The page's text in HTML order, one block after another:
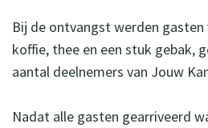
Bij de ontvangst werden
koffie, thee en een stuk gebak,
aantal deelnemers van Jouw
Nadat alle gasten gearriveerd